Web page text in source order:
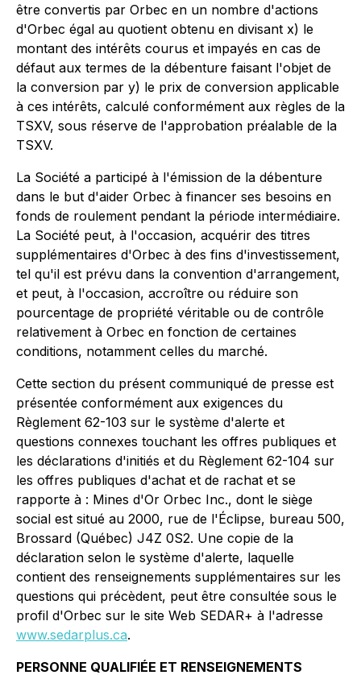
être convertis par Orbec en un nombre d'actions
d'Orbec égal au quotient obtenu en divisant x) le
montant des intérêts courus et impayés en cas de
défaut aux termes de la débenture faisant l'objet de
la conversion par y) le prix de conversion applicable
à ces intérêts, calculé conformément aux règles de la
TSXV, sous réserve de l'approbation préalable de la
TSXV.
La Société a participé à l'émission de la débenture
dans le but d'aider Orbec à financer ses besoins en
fonds de roulement pendant la période intermédiaire.
La Société peut, à l'occasion, acquérir des titres
supplémentaires d'Orbec à des fins d'investissement,
tel qu'il est prévu dans la convention d'arrangement,
et peut, à l'occasion, accroître ou réduire son
pourcentage de propriété véritable ou de contrôle
relativement à Orbec en fonction de certaines
conditions, notamment celles du marché.
Cette section du présent communiqué de presse est
présentée conformément aux exigences du
Règlement 62-103 sur le système d'alerte et
questions connexes touchant les offres publiques et
les déclarations d'initiés et du Règlement 62-104 sur
les offres publiques d'achat et de rachat et se
rapporte à : Mines d'Or Orbec Inc., dont le siège
social est situé au 2000, rue de l'Éclipse, bureau 500,
Brossard (Québec) J4Z 0S2. Une copie de la
déclaration selon le système d'alerte, laquelle
contient des renseignements supplémentaires sur les
questions qui précèdent, peut être consultée sous le
profil d'Orbec sur le site Web SEDAR+ à l'adresse
www.sedarplus.ca.
PERSONNE QUALIFIÉE ET RENSEIGNEMENTS